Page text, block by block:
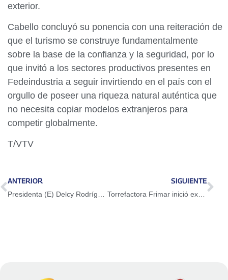
exterior.
Cabello concluyó su ponencia con una reiteración de
que el turismo se construye fundamentalmente
sobre la base de la confianza y la seguridad, por lo
que invitó a los sectores productivos presentes en
Fedeindustria a seguir invirtiendo en el país con el
orgullo de poseer una riqueza natural auténtica que
no necesita copiar modelos extranjeros para
competir globalmente.
T/VTV
ANTERIOR SIGUIENTE
Torrefactora Frimar inició exportación de 20 toneladas de café hacia Türkiye